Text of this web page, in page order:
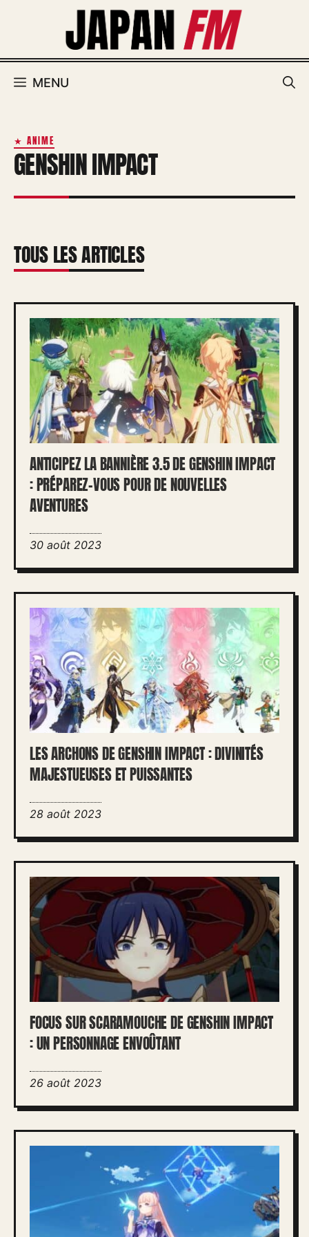
MENU
★ ANIME
GENSHIN IMPACT
TOUS LES ARTICLES
ANTICIPEZ LA BANNIÈRE 3.5 DE GENSHIN IMPACT
: PRÉPAREZ-VOUS POUR DE NOUVELLES
AVENTURES
30 août 2023
LES ARCHONS DE GENSHIN IMPACT : DIVINITÉS
MAJESTUEUSES ET PUISSANTES
28 août 2023
FOCUS SUR SCARAMOUCHE DE GENSHIN IMPACT
: UN PERSONNAGE ENVOÛTANT
26 août 2023